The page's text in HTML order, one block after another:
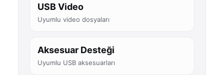
USB Video
Uyumlu video dosyaları
Aksesuar Desteği
Uyumlu USB aksesuarları